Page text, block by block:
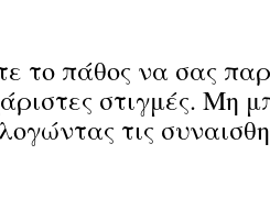
το πάθος να σας
στιγμές. Μη
τις